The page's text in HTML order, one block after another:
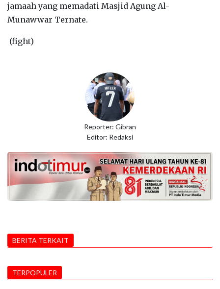
jamaah yang memadati Masjid Agung Al-
Munawwar Ternate.
(fight)
Reporter: Gibran
Editor: Redaksi
BERITA TERKAIT
TERPOPULER